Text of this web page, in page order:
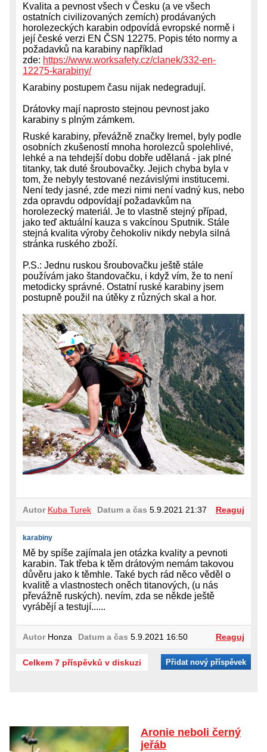
Kvalita a pevnost všech v Česku (a ve všech
ostatních civilizovaných zemích) prodávaných
horolezeckých karabin odpovídá evropské normě i
její české verzi EN ČSN 12275. Popis této normy a
požadavků na karabiny například
zde: https://www.worksafety.cz/clanek/332-en-
12275-karabiny/
Karabiny postupem času nijak nedegradují.
Drátovky mají naprosto stejnou pevnost jako
karabiny s plným zámkem.
Ruské karabiny, převážně značky Iremel, byly podle
osobních zkušeností mnoha horolezců spolehlivé,
lehké a na tehdejší dobu dobře udělaná - jak plné
titanky, tak duté šroubovačky. Jejich chyba byla v
tom, že nebyly testované nezávislými institucemi.
Není tedy jasné, zde mezi nimi není vadný kus, nebo
zda opravdu odpovídají požadavkům na
horolezecký materiál. Je to vlastně stejný případ,
jako teď aktuální kauza s vakcínou Sputnik. Stále
stejná kvalita výroby čehokoliv nikdy nebyla silná
stránka ruského zboží.
P.S.: Jednu ruskou šroubovačku ještě stále
používám jako štandovačku, i když vím, že to není
metodicky správné. Ostatní ruské karabiny jsem
postupně použil na útěky z různých skal a hor.
Autor Kuba Turek Datum a čas 5.9.2021 21:37 Reaguj
karabiny
Mě by spíše zajímala jen otázka kvality a pevnoti
karabin. Tak třeba k těm drátovým nemám takovou
důvěru jako k těmhle. Také bych rád něco věděl o
kvalitě a vlastnostech oněch titanových, (u nás
převážně ruských). nevím, zda se někde ještě
vyrábějí a testují......
AutorHonza Datum a čas 5.9.2021 16:50 Reaguj
Celkem 7 příspěvků v diskuzi Přidat nový příspěvek
Aronie neboli černý
jeřáb